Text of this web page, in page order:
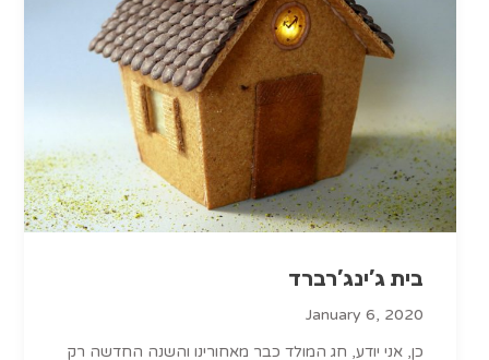
בית ג’ינג’רברד
January 6, 2020
כן, אני יודע, חג המולד כבר מאחורינו והשנה החדשה רק